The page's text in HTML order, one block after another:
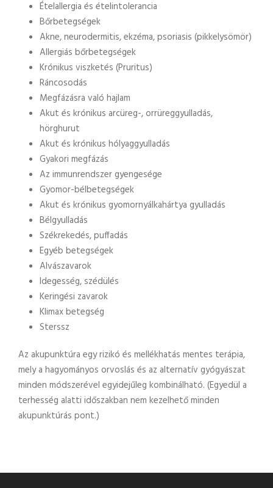
Ételallergia és ételintolerancia
Bőrbetegségek
Akne, neurodermitis, ekzéma, psoriasis (pikkelysömör)
Allergiás bőrbetegségek
Krónikus viszketés (Pruritus)
Ráncosodás
Megfázásra való hajlam
Akut és krónikus arcüreg-, orrüreggyulladás,
hörghurut
Akut és krónikus hólyaggyulladás
Gyakori megfázás
Az immunrendszer gyengesége
Gyomor-bélbetegségek
Akut és krónikus gyomornyálkahártya gyulladás
Bélgyulladás
Székrekedés, puffadás
Egyéb betegségek
Alvászavarok
Idegesség, szédülés
Keringési zavarok
Klimax betegség
Sterssz
Az akupunktúra egy rizikó és mellékhatás mentes terápia,
mely a hagyományos orvoslás és az alternatív gyógyászat
minden módszerével egyidejűleg kombinálható. (Egyedül a
terhesség alatti időszakban nem kezelhető minden
akupunktúrás pont.)